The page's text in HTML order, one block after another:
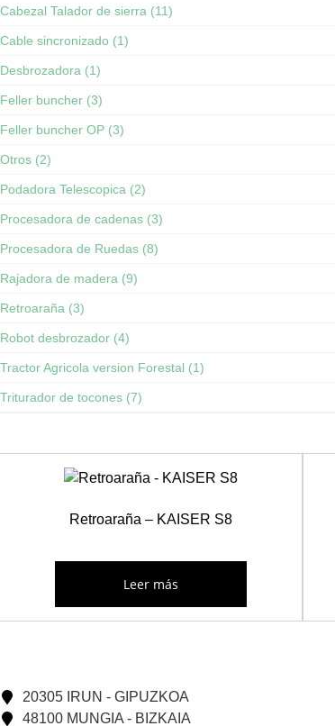
Cabezal Talador de sierra (11)
Cable sincronizado (1)
Desbrozadora (1)
Feller buncher (3)
Feller buncher OP (3)
Otros (2)
Podadora Telescopica (2)
Procesadora de cadenas (3)
Procesadora de Ruedas (8)
Rajadora de madera (9)
Retroaraña (3)
Robot desbrozador (4)
Tractor Agricola version Forestal (1)
Triturador de tocones (7)
Retroaraña – KAISER S8
Leer más
20305 IRUN - GIPUZKOA
48100 MUNGIA - BIZKAIA